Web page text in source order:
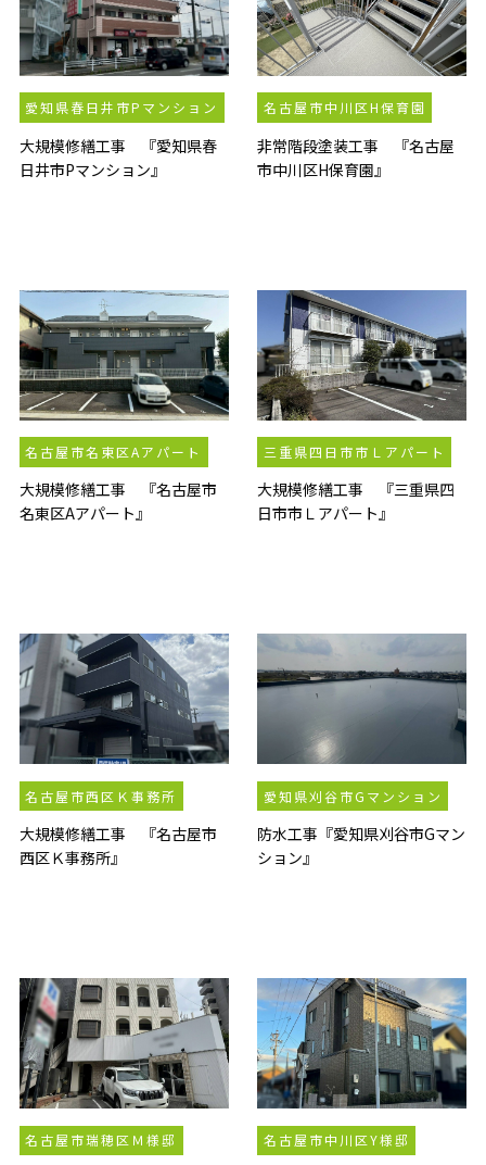
愛知県春日井市Pマンション
大規模修繕工事 『愛知県春
日井市Pマンション』
名古屋市中川区H保育園
非常階段塗装工事 『名古屋
市中川区H保育園』
名古屋市名東区Aアパート
大規模修繕工事 『名古屋市
名東区Aアパート』
三重県四日市市Ｌアパート
大規模修繕工事 『三重県四
日市市Ｌアパート』
名古屋市西区Ｋ事務所
大規模修繕工事 『名古屋市
西区Ｋ事務所』
愛知県刈谷市Gマンション
防水工事『愛知県刈谷市Gマン
ション』
名古屋市瑞穂区Ｍ様邸 名古屋市中川区Y様邸